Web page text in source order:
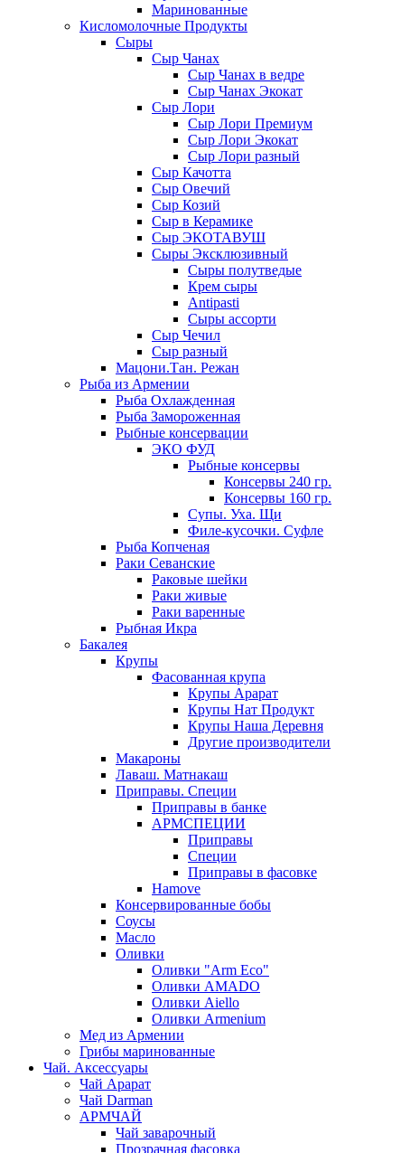
Маринованные
Кисломолочные Продукты
Сыры
Сыр Чанах
Сыр Чанах в ведре
Сыр Чанах Экокат
Сыр Лори
Сыр Лори Премиум
Сыр Лори Экокат
Сыр Лори разный
Сыр Качотта
Сыр Овечий
Сыр Козий
Сыр в Керамике
Сыр ЭКОТАВУШ
Сыры Эксклюзивный
Сыры полутведые
Крем сыры
Antipasti
Сыры ассорти
Сыр Чечил
Сыр разный
Мацони.Тан. Режан
Рыба из Армении
Рыба Охлажденная
Рыба Замороженная
Рыбные консервации
ЭКО ФУД
Рыбные консервы
Консервы 240 гр.
Консервы 160 гр.
Супы. Уха. Щи
Филе-кусочки. Суфле
Рыба Копченая
Раки Севанские
Раковые шейки
Раки живые
Раки варенные
Рыбная Икра
Бакалея
Крупы
Фасованная крупа
Крупы Арарат
Крупы Нат Продукт
Крупы Наша Деревня
Другие производители
Макароны
Лаваш. Матнакаш
Приправы. Специи
Приправы в банке
АРМСПЕЦИИ
Приправы
Специи
Приправы в фасовке
Hamove
Консервированные бобы
Соусы
Масло
Оливки
Оливки "Arm Eco"
Оливки AMADO
Оливки Aiello
Оливки Armenium
Мед из Армении
Грибы маринованные
Чай. Аксессуары
Чай Арарат
Чай Darman
АРМЧАЙ
Чай заварочный
Прозрачная фасовка